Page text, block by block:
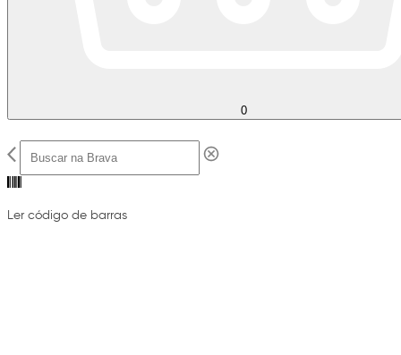
0
Ler código de barras